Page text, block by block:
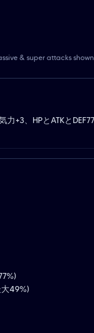
& super attacks
力+3、HPとATKと
49%)